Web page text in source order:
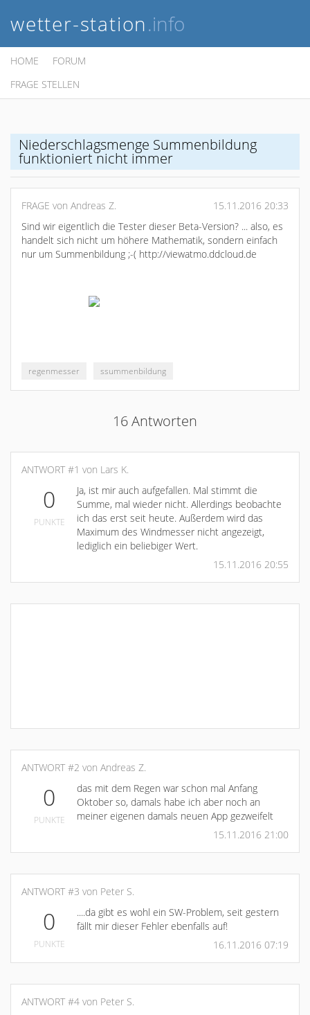
wetter-station.info
HOME
FORUM
FRAGE STELLEN
Niederschlagsmenge Summenbildung
funktioniert nicht immer
FRAGE von Andreas Z.
15.11.2016 20:33
Sind wir eigentlich die Tester dieser Beta-Version? ... also, es
handelt sich nicht um höhere Mathematik, sondern einfach
nur um Summenbildung ;-( http://viewatmo.ddcloud.de
regenmesser ssummenbildung
16 Antworten
ANTWORT #1 von Lars K.
0
PUNKTE
Ja, ist mir auch aufgefallen. Mal stimmt die
Summe, mal wieder nicht. Allerdings beobachte
ich das erst seit heute. Außerdem wird das
Maximum des Windmesser nicht angezeigt,
lediglich ein beliebiger Wert.
15.11.2016 20:55
ANTWORT #2 von Andreas Z.
0
PUNKTE
das mit dem Regen war schon mal Anfang
Oktober so, damals habe ich aber noch an
meiner eigenen damals neuen App gezweifelt
15.11.2016 21:00
ANTWORT #3 von Peter S.
0
PUNKTE
....da gibt es wohl ein SW-Problem, seit gestern
fällt mir dieser Fehler ebenfalls auf!
16.11.2016 07:19
ANTWORT #4 von Peter S.